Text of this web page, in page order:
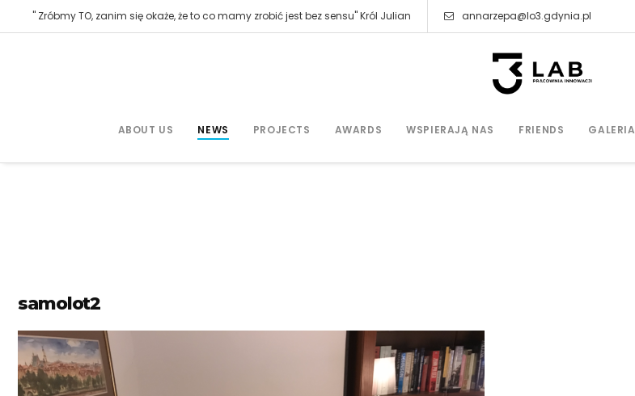
" Zróbmy TO, zanim się okaże, że to co mamy zrobić jest bez sensu" Król Julian annarzepa@lo3.gdynia.pl
ABOUT US NEWS PROJECTS AWARDS WSPIERAJĄ NAS FRIENDS GALERIA
samolot2